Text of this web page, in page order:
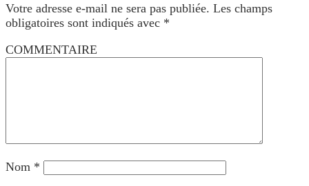
Votre adresse e-mail ne sera pas publiée. Les champs
obligatoires sont indiqués avec *
COMMENTAIRE
Nom *